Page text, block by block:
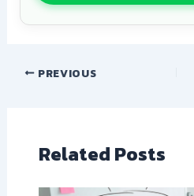
PREVIOUS
Related Posts